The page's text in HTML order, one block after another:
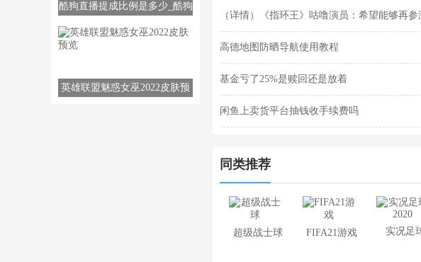
酷狗直播提成比例是多少_酷狗
英雄联盟魅惑女巫2022皮肤预
（详情）《指环王》咕噜演员：希望能够再
高德地图防晒导航使用教程
基金亏了25%是赎回还是放着
闲鱼上卖货平台抽钱收手续费吗
同类推荐
超级战士球 FIFA21游戏 实况足